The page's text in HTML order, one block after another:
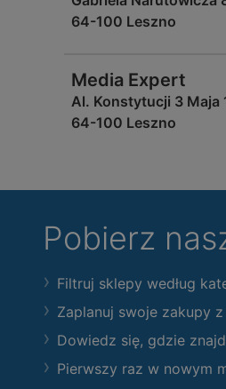
64-100 Leszno
Media Expert
Al. Konstytucji 3 Maja
64-100 Leszno
Pobierz
Filtruj sklepy według
Zaplanuj swoje zakupy
Dowiedz się, gdzie
Pierwszy raz w nowym